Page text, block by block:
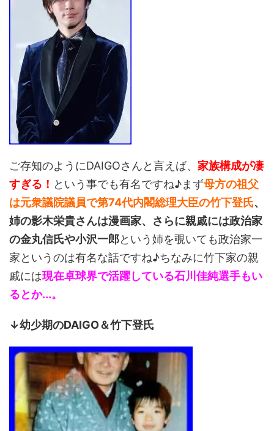
ご存知のようにDAIGOさんと言えば、 家族構成が凄
すぎる！ という事でも有名ですね♪まず母方の祖父
は元衆議院議員で第74代内閣総理大臣の竹下登氏、
姉の影木栄貴さんは漫画家、さらに親戚には政治家
の金丸信氏や小沢一郎という姉を覗いても政治家一
家というのは有名な話ですね♪ちなみに竹下家の親
戚には現在卓球界で活躍している石川佳純選手もい
るとか...。
↓幼少期のDAIGO＆竹下登氏